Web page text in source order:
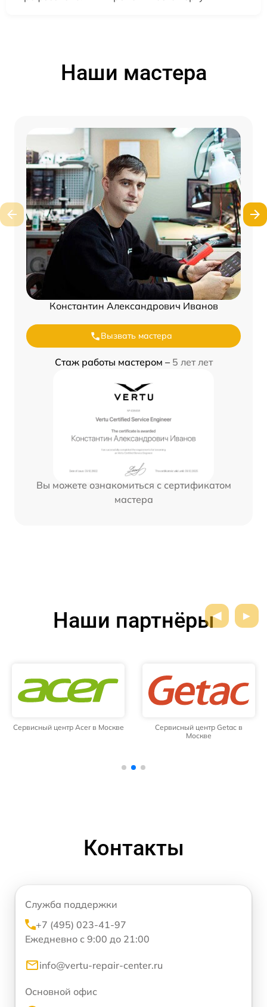
Наши мастера
Константин Александрович Иванов
Вызвать мастера
Стаж работы мастером – 5 лет лет
Вы можете ознакомиться с сертификатом
мастера
Наши партнёры
Сервисный центр Acer в Москве
Сервисный центр Getac в
Москве
Контакты
Служба поддержки
+7 (495) 023-41-97
Ежедневно с 9:00 до 21:00
info@vertu-repair-center.ru
Основной офис